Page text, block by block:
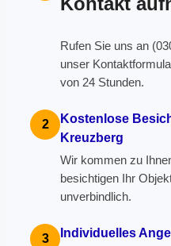
Rufen Sie uns an
unser
von 24 Stunden.
2
Kostenlose
Kreuzberg
Wir kommen zu
besichtigen Ihr
unverbindlich.
3 Individuelles